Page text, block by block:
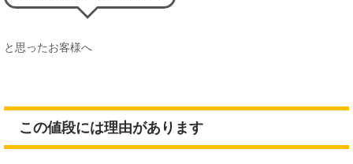
と思ったお客様へ
この値段には理由があります